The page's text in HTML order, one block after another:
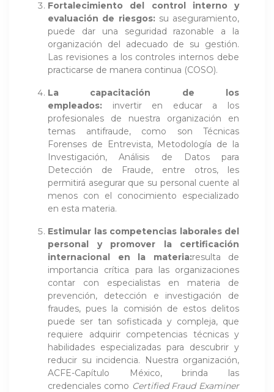
Fortalecimiento del control interno y
evaluación de riesgos: su aseguramiento,
puede dar una seguridad razonable a la
organización del adecuado de su gestión.
Las revisiones a los controles internos debe
practicarse de manera continua (COSO).
La capacitación de los
empleados: invertir en educar a los
profesionales de nuestra organización en
temas antifraude, como son Técnicas
Forenses de Entrevista, Metodología de la
Investigación, Análisis de Datos para
Detección de Fraude, entre otros, les
permitirá asegurar que su personal cuente al
menos con el conocimiento especializado
en esta materia.
Estimular las competencias laborales del
personal y promover la certificación
internacional en la materia:resulta de
importancia crítica para las organizaciones
contar con especialistas en materia de
prevención, detección e investigación de
fraudes, pues la comisión de estos delitos
puede ser tan sofisticada y compleja, que
requiere adquirir competencias técnicas y
habilidades especializadas para descubrir y
reducir su incidencia. Nuestra organización,
ACFE-Capítulo México, brinda las
credenciales como Certified Fraud Examiner